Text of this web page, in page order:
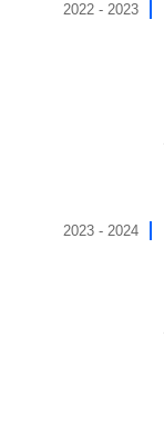
2022 - 2023
2023 - 2024